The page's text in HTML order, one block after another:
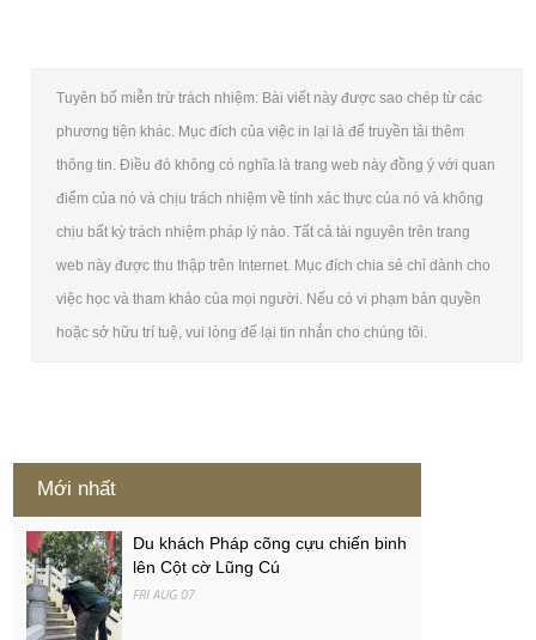
Tuyên bố miễn trừ trách nhiệm: Bài viết này được sao chép từ các
phương tiện khác. Mục đích của việc in lại là để truyền tải thêm
thông tin. Điều đó không có nghĩa là trang web này đồng ý với quan
điểm của nó và chịu trách nhiệm về tính xác thực của nó và không
chịu bất kỳ trách nhiệm pháp lý nào. Tất cả tài nguyên trên trang
web này được thu thập trên Internet. Mục đích chia sẻ chỉ dành cho
việc học và tham khảo của mọi người. Nếu có vi phạm bản quyền
hoặc sở hữu trí tuệ, vui lòng để lại tin nhắn cho chúng tôi.
Mới nhất
Du khách Pháp cõng cựu chiến binh
lên Cột cờ Lũng Cú
FRI AUG 07